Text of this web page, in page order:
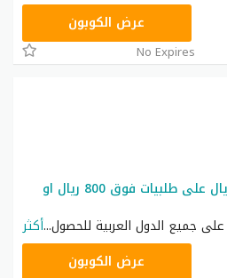
عرض الكوبون
No Expires
كوبون خصم شي ان 150 ريال على طلبيات فوق 800 ريال او
جميع الدول العربية للحصول...أكثر
عرض الكوبون